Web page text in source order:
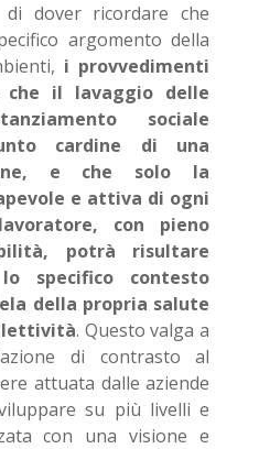
dover ricordare che
argomento della
i provvedimenti
che il lavaggio delle
sociale
cardine di una
e che solo la
e attiva di ogni
con pieno
potrà risultare
specifico contesto
della propria salute
. Questo valga a
di contrasto al
attuata dalle aziende
su più livelli e
con una visione e